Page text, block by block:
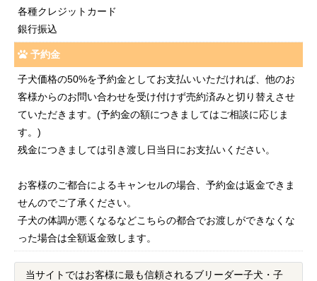
各種クレジットカード
銀行振込
予約金
子犬価格の50%を予約金としてお支払いいただければ、他のお
客様からのお問い合わせを受け付けず売約済みと切り替えさせ
ていただきます。(予約金の額につきましてはご相談に応じま
す。)
残金につきましては引き渡し日当日にお支払いください。
お客様のご都合によるキャンセルの場合、予約金は返金できま
せんのでご了承ください。
子犬の体調が悪くなるなどこちらの都合でお渡しができなくな
った場合は全額返金致します。
当サイトではお客様に最も信頼されるブリーダー子犬・子